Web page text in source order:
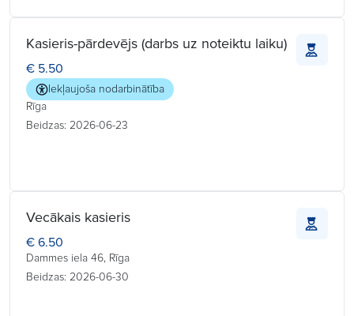
Kasieris-pārdevējs (darbs uz noteiktu laiku)
€ 5.50
Iekļaujoša nodarbinātība
Rīga
Beidzas: 2026-06-23
Vecākais kasieris
€ 6.50
Dammes iela 46, Rīga
Beidzas: 2026-06-30